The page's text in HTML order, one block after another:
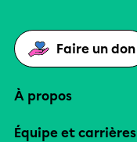
Faire un don
À propos
Équipe et carrières